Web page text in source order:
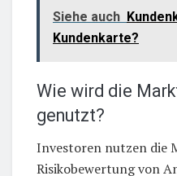
Siehe auch
Kundenkarte?
Wie wird die
genutzt?
Investoren nutzen die
Risikobewertung von